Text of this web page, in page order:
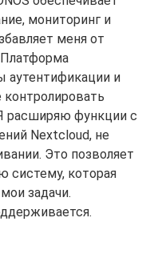
мониторинг и
меня от
Платформа
аутентификации и
расширяю функции с
Nextcloud, не
Это позволяет
систему, которая
задачи.